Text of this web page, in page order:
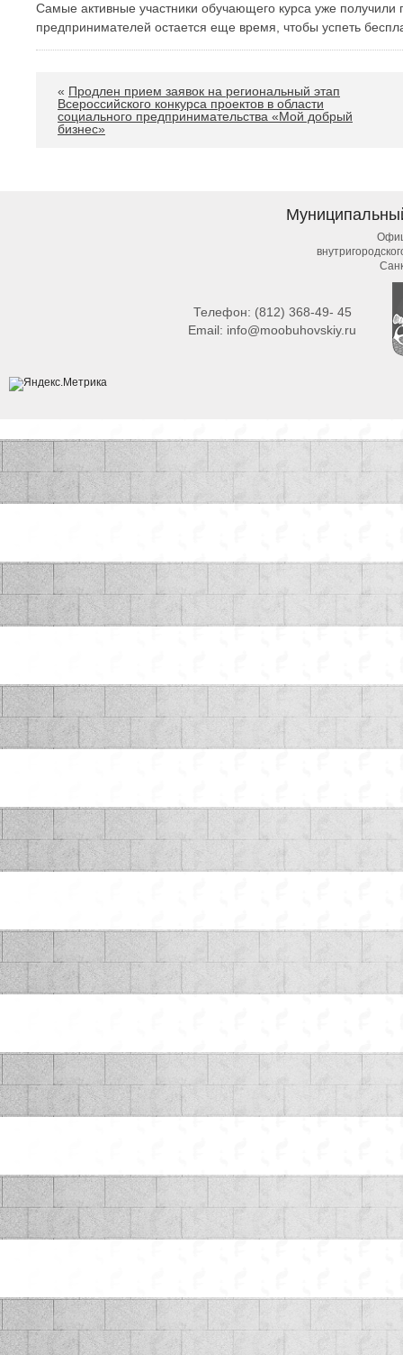
Самые активные участники обучающего курса уже
предпринимателей остается еще время, чтобы успеть
« Продлен прием заявок на региональный этап
Всероссийского конкурса проектов в области
социального предпринимательства «Мой добрый
бизнес»
Телефон: (812) 368-49- 45
Email: info@moobuhovskiy.ru